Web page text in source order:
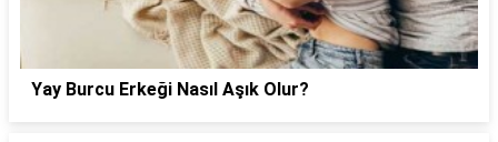
Yay Burcu Erkeği Nasıl Aşık Olur?